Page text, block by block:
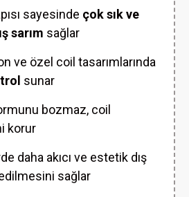
sayesinde çok sık ve
sarım sağlar
ve özel coil tasarımlarında
sunar
bozmaz, coil
korur
daha akıcı ve estetik dış
sağlar